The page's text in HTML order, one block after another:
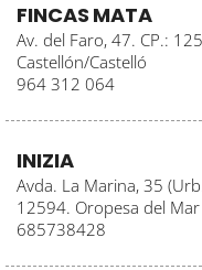
FINCAS MATA
Av. del Faro, 47. CP.:
Castellón/Castelló
964 312 064
INIZIA
Avda. La Marina, 35
12594. Oropesa del
685738428